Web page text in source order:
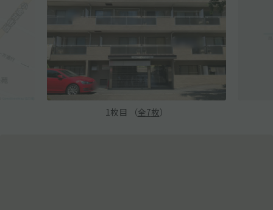
1 枚目 （全7枚）